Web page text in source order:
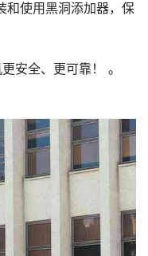
和使用黑洞添加器，保
安全、更可靠！ 。